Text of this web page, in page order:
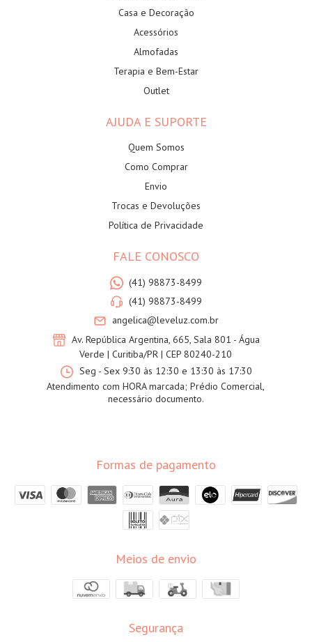
Casa e Decoração
Acessórios
Almofadas
Terapia e Bem-Estar
Outlet
AJUDA E SUPORTE
Quem Somos
Como Comprar
Envio
Trocas e Devoluções
Política de Privacidade
FALE CONOSCO
(41) 98873-8499
(41) 98873-8499
angelica@leveluz.com.br
Av. República Argentina, 665, Sala 801 - Água
Verde | Curitiba/PR | CEP 80240-210
Seg - Sex 9:30 às 12:30 e 13:30 às 17:30
Atendimento com HORA marcada; Prédio Comercial,
necessário documento.
Formas de pagamento
Meios de envio
Segurança